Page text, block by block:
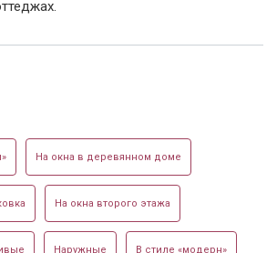
На окна в деревянном доме
На окна второго этажа
Наружные В стиле «модерн»